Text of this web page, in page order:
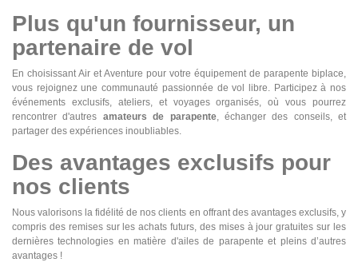
Plus qu'un fournisseur, un
partenaire de vol
En choisissant Air et Aventure pour votre équipement de parapente biplace,
vous rejoignez une communauté passionnée de vol libre. Participez à nos
événements exclusifs, ateliers, et voyages organisés, où vous pourrez
rencontrer d'autres amateurs de parapente, échanger des conseils, et
partager des expériences inoubliables.
Des avantages exclusifs pour
nos clients
Nous valorisons la fidélité de nos clients en offrant des avantages exclusifs, y
compris des remises sur les achats futurs, des mises à jour gratuites sur les
dernières technologies en matière d'ailes de parapente et pleins d’autres
avantages !